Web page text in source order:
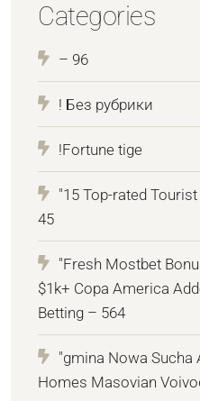
Categories
– 96
! Без рубрики
!Fortune tige
"15 Top-rated
45
"Fresh Mostbet
$1k+ Copa America
Betting – 564
"gmina Nowa
Homes Masovian